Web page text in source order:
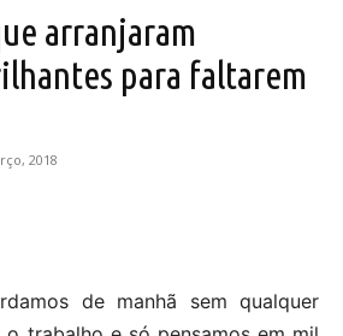
arranjaram
para faltarem
2018
de manhã sem qualquer